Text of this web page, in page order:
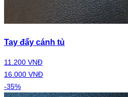
Tay đẩy cánh tủ
11.200 VNĐ
16.000 VNĐ
-35%